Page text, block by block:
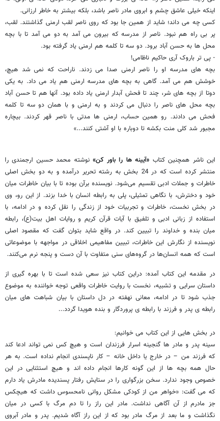
اینکه خیلی عاشق چشم و ابروی مادر ناصر باشد، بلکه بیشتر به خاطر ارزانی.
کسی چه می داند؛ شاید از همین جا بود که روی ناصر لقب ارمنی گذاشتند. لقب،
پر بی راه هم نبود. ناصر از مدرسه که بیرون می آمد به دو می آمد تا با بچه
محل ها به حسن آباد برود. دو سه تا کلمه هم ارمنی یاد گرفته بود.
- پی تر باروک آری حاکیم ناظامی!
بچه های مدرسه او را ناصر ارمنی صدا می زدند. ناراحت که نمی شد هیچ،
خوشش هم می آمد. گاهی به بچه های مدرسه ارمنی هم یاد می داد. به یکی
دوتا از بچه های شر، چند تا فحش آبدار ارمنی یاد داده بود. آنها هم تا حسن آباد
بچه محل های ناصر را دنبال می کردند و به ارمنی و با همان دو سه تا کلمه
فحش می دادند. رو همین حساب، ارمنی ها مدتی با ناصر قهر کردند. بیچاره
مجبور شد کلی منت بکشه تا دوباره با او آشتی کنند...»
این ناشر همچنین کتاب «آیینه ها را باور کن»نوشته محمد حسین ارجمندی را
منتشر کرده است که در 24 بخش به رشته تحریر درآمده و به دو بخش اصلی
خاطرات و جملات ادبی تقسیم می‌شود. نویسنده برآن بوده تا با بیان خاطرات میان
خود و دخترش، با نگاهی تمثیلی، پلی به رابطه انسان با خدا بزند. از این رو، وی
در بخش نخست، خاطرات و تجربیات خود از زندگی را نقل کرده و در ادامه، با
استفاده از زبانی ادبی و تلفیق با آیات قرآن کریم و روایات اهل بیت(ع)، رابطه
میان بنده و خداوند را تبیین کند. در واقع شاید بتوان گفت که مقصود اصلی
نویسنده از نگارش این خاطرات، تبیین مفاهیمی اخلاقی در مواجهه با موضوعاتی
است که همه انسان‌ها در گروه‌های سنی متفاوت با آن دست و پنجه نرم می‌کنند.
در مقدمه این کتاب آمده: دراین کتاب نیز سعی شده است تا با بهره گیری از
داستان سرایی و تشبیه، نخست با روایت خاطرات واقعی توجه خواننده به موضوع
جذب شود تا در ادامه، معانی نهفته در دل داستان با بیان شباهت های میان
رابطه ی پدر و فرزند با رابطه ی پروردگار و بنده هویدا گردد...
در بخش هایی از این کتاب می خوانیم:
سینه پدر و مادر ها گنجینه اسرار فرزندان است و هیچ کس نمی تواند ادعا کند
که فرزند من – در خارج یا داخل خانه – کار ناپسندی انجام نداده است. به هر
حال همه بچه ها از این گونه کارها انجام داده اند و هیچ استثنایی در این
خصوص وجود ندارد. سخن بزرگواری را در ستایش رفتار پسندیده مادرش یاد دارم
که می گفت: «خواهر من از کودکی مشکل روانی نامحسوس داشت که هیچکس
جز مادرم از آن آگاهی نداشت. مادر این راز را تا دم مرگ با کسی در میان
نگذاشت و ما بعد از مرگ مادر بود که از این راز آگاه شدیم. پدر و مادر آبروی